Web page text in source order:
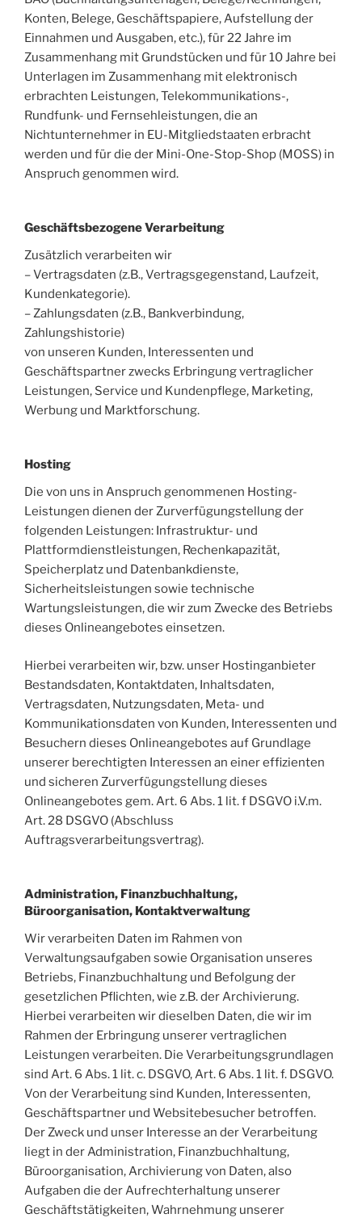
Konten, Belege, Geschäftspapiere, Aufstellung der
Einnahmen und Ausgaben, etc.), für 22 Jahre im
Zusammenhang mit Grundstücken und für 10 Jahre bei
Unterlagen im Zusammenhang mit elektronisch
erbrachten Leistungen, Telekommunikations-,
Rundfunk- und Fernsehleistungen, die an
Nichtunternehmer in EU-Mitgliedstaaten erbracht
werden und für die der Mini-One-Stop-Shop (MOSS) in
Anspruch genommen wird.
Geschäftsbezogene Verarbeitung
Zusätzlich verarbeiten wir
– Vertragsdaten (z.B., Vertragsgegenstand, Laufzeit,
Kundenkategorie).
– Zahlungsdaten (z.B., Bankverbindung,
Zahlungshistorie)
von unseren Kunden, Interessenten und
Geschäftspartner zwecks Erbringung vertraglicher
Leistungen, Service und Kundenpflege, Marketing,
Werbung und Marktforschung.
Hosting
Die von uns in Anspruch genommenen Hosting-
Leistungen dienen der Zurverfügungstellung der
folgenden Leistungen: Infrastruktur- und
Plattformdienstleistungen, Rechenkapazität,
Speicherplatz und Datenbankdienste,
Sicherheitsleistungen sowie technische
Wartungsleistungen, die wir zum Zwecke des Betriebs
dieses Onlineangebotes einsetzen.
Hierbei verarbeiten wir, bzw. unser Hostinganbieter
Bestandsdaten, Kontaktdaten, Inhaltsdaten,
Vertragsdaten, Nutzungsdaten, Meta- und
Kommunikationsdaten von Kunden, Interessenten und
Besuchern dieses Onlineangebotes auf Grundlage
unserer berechtigten Interessen an einer effizienten
und sicheren Zurverfügungstellung dieses
Onlineangebotes gem. Art. 6 Abs. 1 lit. f DSGVO i.V.m.
Art. 28 DSGVO (Abschluss
Auftragsverarbeitungsvertrag).
Administration, Finanzbuchhaltung,
Büroorganisation, Kontaktverwaltung
Wir verarbeiten Daten im Rahmen von
Verwaltungsaufgaben sowie Organisation unseres
Betriebs, Finanzbuchhaltung und Befolgung der
gesetzlichen Pflichten, wie z.B. der Archivierung.
Hierbei verarbeiten wir dieselben Daten, die wir im
Rahmen der Erbringung unserer vertraglichen
Leistungen verarbeiten. Die Verarbeitungsgrundlagen
sind Art. 6 Abs. 1 lit. c. DSGVO, Art. 6 Abs. 1 lit. f. DSGVO.
Von der Verarbeitung sind Kunden, Interessenten,
Geschäftspartner und Websitebesucher betroffen.
Der Zweck und unser Interesse an der Verarbeitung
liegt in der Administration, Finanzbuchhaltung,
Büroorganisation, Archivierung von Daten, also
Aufgaben die der Aufrechterhaltung unserer
Geschäftstätigkeiten, Wahrnehmung unserer